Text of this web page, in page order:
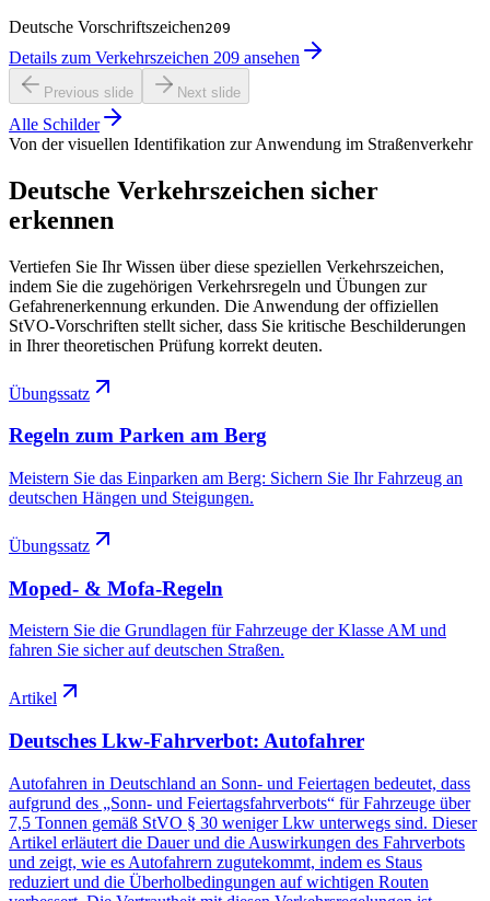
Deutsche Vorschriftszeichen209
Details zum Verkehrszeichen 209 ansehen
Previous slide Next slide
Alle Schilder
Von der visuellen Identifikation zur Anwendung im Straßenverkehr
Deutsche Verkehrszeichen sicher
erkennen
Vertiefen Sie Ihr Wissen über diese speziellen Verkehrszeichen,
indem Sie die zugehörigen Verkehrsregeln und Übungen zur
Gefahrenerkennung erkunden. Die Anwendung der offiziellen
StVO-Vorschriften stellt sicher, dass Sie kritische Beschilderungen
in Ihrer theoretischen Prüfung korrekt deuten.
Übungssatz
Regeln zum Parken am Berg
Meistern Sie das Einparken am Berg: Sichern Sie Ihr Fahrzeug an
deutschen Hängen und Steigungen.
Übungssatz
Moped- & Mofa-Regeln
Meistern Sie die Grundlagen für Fahrzeuge der Klasse AM und
fahren Sie sicher auf deutschen Straßen.
Artikel
Deutsches Lkw-Fahrverbot: Autofahrer
Autofahren in Deutschland an Sonn- und Feiertagen bedeutet, dass
aufgrund des „Sonn- und Feiertagsfahrverbots“ für Fahrzeuge über
7,5 Tonnen gemäß StVO § 30 weniger Lkw unterwegs sind. Dieser
Artikel erläutert die Dauer und die Auswirkungen des Fahrverbots
und zeigt, wie es Autofahrern zugutekommt, indem es Staus
reduziert und die Überholbedingungen auf wichtigen Routen